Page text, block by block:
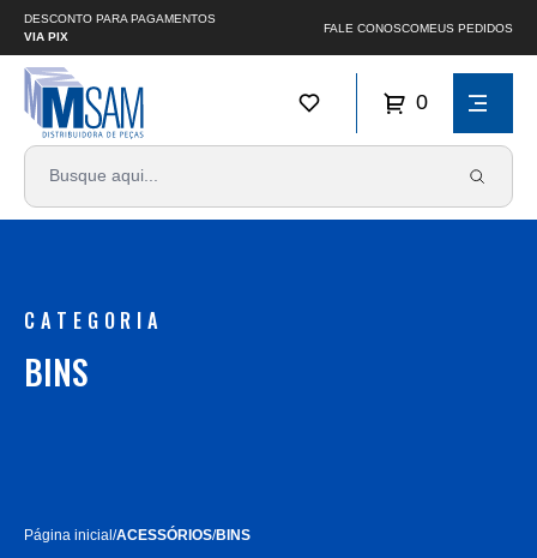
DESCONTO PARA PAGAMENTOS
VIA PIX
FALE CONOSCOMEUS PEDIDOS
0
CATEGORIA
BINS
Página inicial/ACESSÓRIOS/BINS